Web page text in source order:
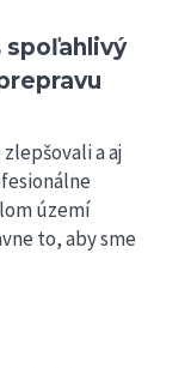
spoľahlivý
a aj
území
to, aby sme